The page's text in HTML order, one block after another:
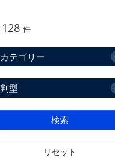
128 件
カテゴリー
判型
検索
リセット